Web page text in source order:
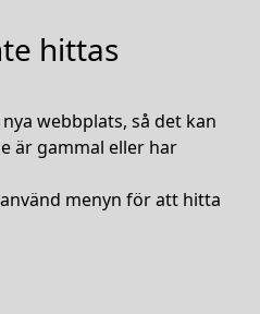
hittas
webbplats, så det kan
är gammal eller har
menyn för att hitta